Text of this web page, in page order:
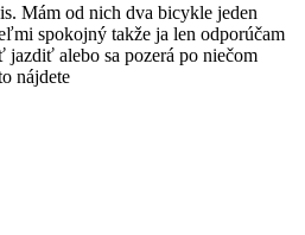
Mám od nich dva bicykle jeden
spokojný takže ja len odporúčam
alebo sa pozerá po niečom
nájdete